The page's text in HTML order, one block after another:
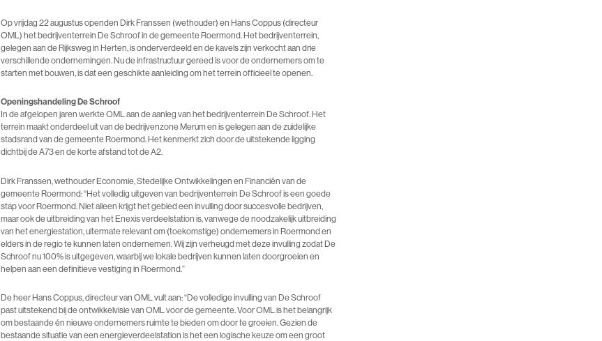
Op vrijdag 22 augustus openden Dirk Franssen (wethouder) en Hans Coppus (directeur
OML) het bedrijventerrein De Schroof in de gemeente Roermond. Het bedrijventerrein,
gelegen aan de Rijksweg in Herten, is onderverdeeld en de kavels zijn verkocht aan drie
verschillende ondernemingen. Nu de infrastructuur gereed is voor de ondernemers om te
starten met bouwen, is dat een geschikte aanleiding om het terrein officieel te openen.
Openingshandeling De Schroof
In de afgelopen jaren werkte OML aan de aanleg van het bedrijventerrein De Schroof. Het
terrein maakt onderdeel uit van de bedrijvenzone Merum en is gelegen aan de zuidelijke
stadsrand van de gemeente Roermond. Het kenmerkt zich door de uitstekende ligging
dichtbij de A73 en de korte afstand tot de A2.
Dirk Franssen, wethouder Economie, Stedelijke Ontwikkelingen en Financiën van de
gemeente Roermond: “Het volledig uitgeven van bedrijventerrein De Schroof is een goede
stap voor Roermond. Niet alleen krijgt het gebied een invulling door succesvolle bedrijven,
maar ook de uitbreiding van het Enexis verdeelstation is, vanwege de noodzakelijk uitbreiding
van het energiestation, uitermate relevant om (toekomstige) ondernemers in Roermond en
elders in de regio te kunnen laten ondernemen. Wij zijn verheugd met deze invulling zodat De
Schroof nu 100% is uitgegeven, waarbij we lokale bedrijven kunnen laten doorgroeien en
helpen aan een definitieve vestiging in Roermond.”
De heer Hans Coppus, directeur van OML vult aan: “De volledige invulling van De Schroof
past uitstekend bij de ontwikkelvisie van OML voor de gemeente. Voor OML is het belangrijk
om bestaande én nieuwe ondernemers ruimte te bieden om door te groeien. Gezien de
bestaande situatie van een energieverdeelstation is het een logische keuze om een groot